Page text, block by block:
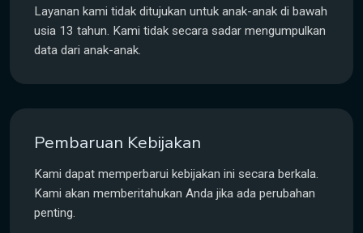
Layanan kami tidak ditujukan untuk anak-anak di bawah
usia 13 tahun. Kami tidak secara sadar mengumpulkan
data dari anak-anak.
Pembaruan Kebijakan
Kami dapat memperbarui kebijakan ini secara berkala.
Kami akan memberitahukan Anda jika ada perubahan
penting.